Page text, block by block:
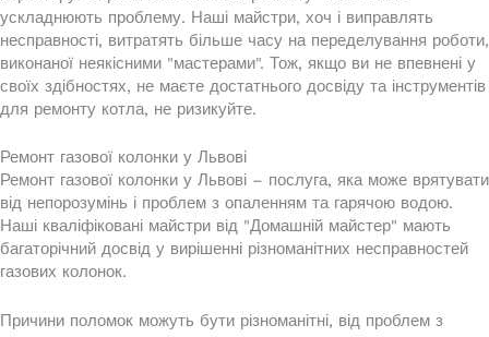
ускладнюють проблему. Наші майстри, хоч і виправлять
несправності, витратять більше часу на переделування роботи,
виконаної неякісними "мастерами". Тож, якщо ви не впевнені у
своїх здібностях, не маєте достатнього досвіду та інструментів
для ремонту котла, не ризикуйте.
Ремонт газової колонки у Львові
Ремонт газової колонки у Львові – послуга, яка може врятувати
від непорозумінь і проблем з опаленням та гарячою водою.
Наші кваліфіковані майстри від "Домашній майстер" мають
багаторічний досвід у вирішенні різноманітних несправностей
газових колонок.
Причини поломок можуть бути різноманітні, від проблем з